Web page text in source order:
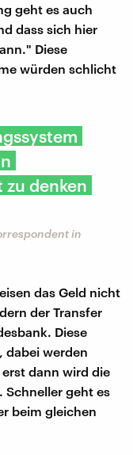
geht es auch
dass sich hier
Diese
würden schlicht
denken
in
das Geld nicht
der Transfer
Diese
dabei werden
dann wird die
geht es
beim gleichen